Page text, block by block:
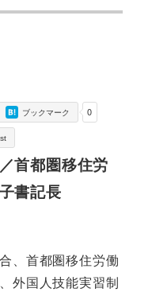
0
ブックマーク
首都圏移住労
書記長
、首都圏移住労働
外国人技能実習制